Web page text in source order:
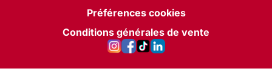
Préférences cookies
Conditions générales de vente